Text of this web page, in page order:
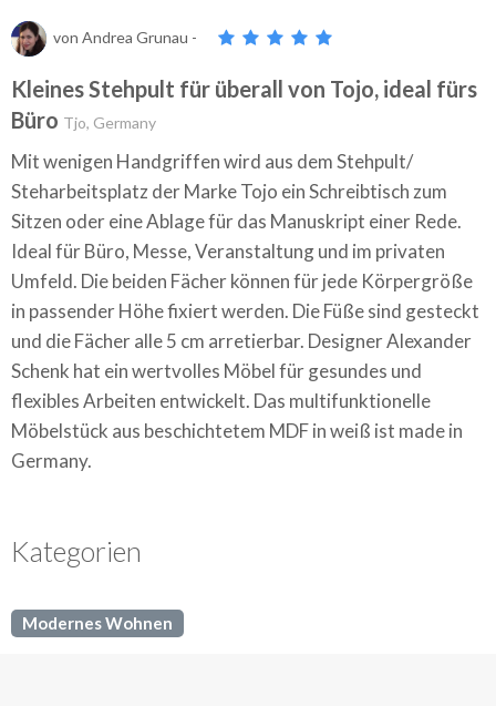
von Andrea Grunau -
Kleines Stehpult für überall von Tojo, ideal fürs
Büro Tjo, Germany
Mit wenigen Handgriffen wird aus dem Stehpult/
Steharbeitsplatz der Marke Tojo ein Schreibtisch zum
Sitzen oder eine Ablage für das Manuskript einer Rede.
Ideal für Büro, Messe, Veranstaltung und im privaten
Umfeld. Die beiden Fächer können für jede Körpergröße
in passender Höhe fixiert werden. Die Füße sind gesteckt
und die Fächer alle 5 cm arretierbar. Designer Alexander
Schenk hat ein wertvolles Möbel für gesundes und
flexibles Arbeiten entwickelt. Das multifunktionelle
Möbelstück aus beschichtetem MDF in weiß ist made in
Germany.
Kategorien
Modernes Wohnen